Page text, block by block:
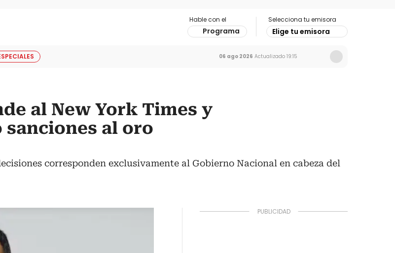
Hable con el
Programa
Selecciona tu emisora
Elige tu emisora
06 ago 2026 Actualizado 19:15
al New York Times y
al oro
corresponden exclusivamente al Gobierno Nacional en cabeza del